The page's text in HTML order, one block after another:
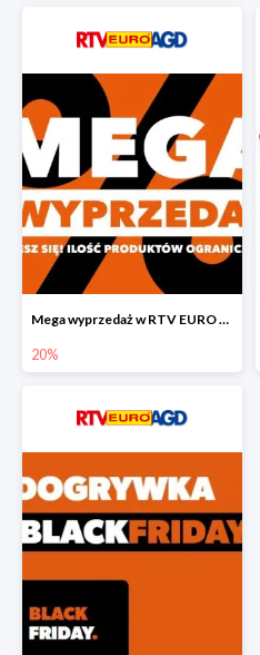
Mega wyprzedaż w RTV EURO AGD
20%